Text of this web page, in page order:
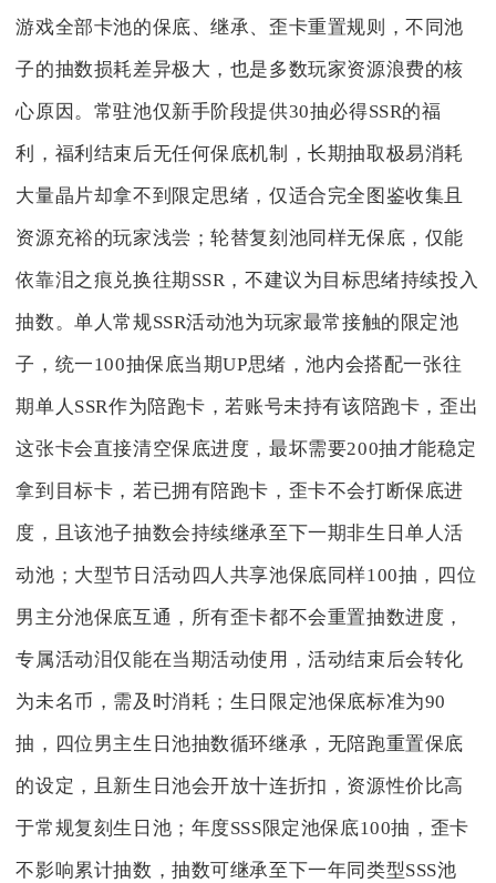
游戏全部卡池的保底、继承、歪卡重置规则，不同池
子的抽数损耗差异极大，也是多数玩家资源浪费的核
心原因。常驻池仅新手阶段提供30抽必得SSR的福
利，福利结束后无任何保底机制，长期抽取极易消耗
大量晶片却拿不到限定思绪，仅适合完全图鉴收集且
资源充裕的玩家浅尝；轮替复刻池同样无保底，仅能
依靠泪之痕兑换往期SSR，不建议为目标思绪持续投入
抽数。单人常规SSR活动池为玩家最常接触的限定池
子，统一100抽保底当期UP思绪，池内会搭配一张往
期单人SSR作为陪跑卡，若账号未持有该陪跑卡，歪出
这张卡会直接清空保底进度，最坏需要200抽才能稳定
拿到目标卡，若已拥有陪跑卡，歪卡不会打断保底进
度，且该池子抽数会持续继承至下一期非生日单人活
动池；大型节日活动四人共享池保底同样100抽，四位
男主分池保底互通，所有歪卡都不会重置抽数进度，
专属活动泪仅能在当期活动使用，活动结束后会转化
为未名币，需及时消耗；生日限定池保底标准为90
抽，四位男主生日池抽数循环继承，无陪跑重置保底
的设定，且新生日池会开放十连折扣，资源性价比高
于常规复刻生日池；年度SSS限定池保底100抽，歪卡
不影响累计抽数，抽数可继承至下一年同类型SSS池